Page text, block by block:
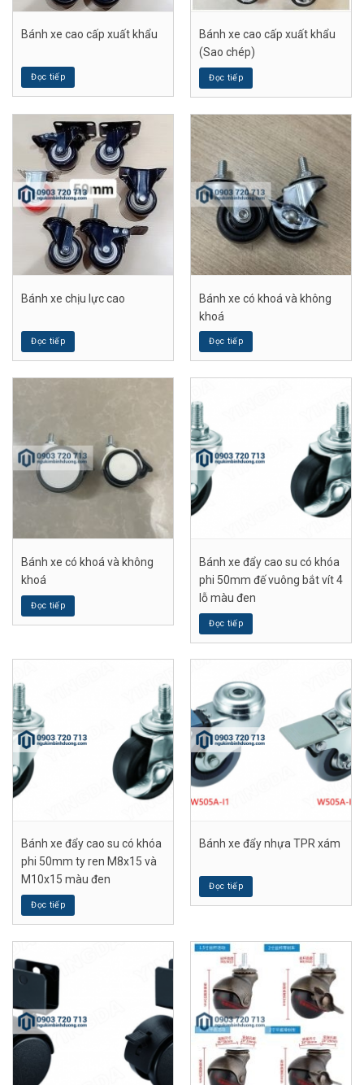
Bánh xe cao cấp xuất khẩu
Đọc tiếp
Bánh xe cao cấp xuất khẩu
(Sao chép)
Đọc tiếp
Bánh xe chịu lực cao
Đọc tiếp
Bánh xe có khoá và không
khoá
Đọc tiếp
Bánh xe có khoá và không
khoá
Đọc tiếp
Bánh xe đẩy cao su có khóa
phi 50mm đế vuông bắt vít 4
lỗ màu đen
Đọc tiếp
Bánh xe đẩy cao su có khóa
phi 50mm ty ren M8x15 và
M10x15 màu đen
Đọc tiếp
Bánh xe đẩy nhựa TPR xám
Đọc tiếp